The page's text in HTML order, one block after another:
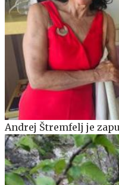
Andrej Štremfelj je